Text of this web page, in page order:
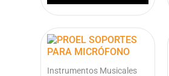
Instrumentos Musicales